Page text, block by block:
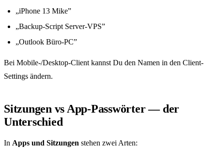
„iPhone 13 Mike”
„Backup-Script Server-VPS”
„Outlook Büro-PC”
Bei Mobile-/Desktop-Client kannst Du den Namen in den Client-
Settings ändern.
Sitzungen vs App-Passwörter — der
Unterschied
In Apps und Sitzungen stehen zwei Arten: